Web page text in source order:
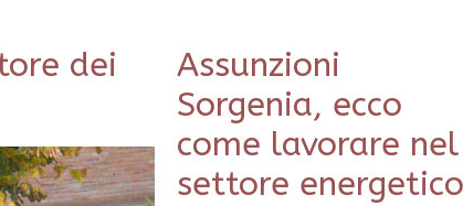
dei
Assunzioni
Sorgenia, ecco
come lavorare nel
settore energetico